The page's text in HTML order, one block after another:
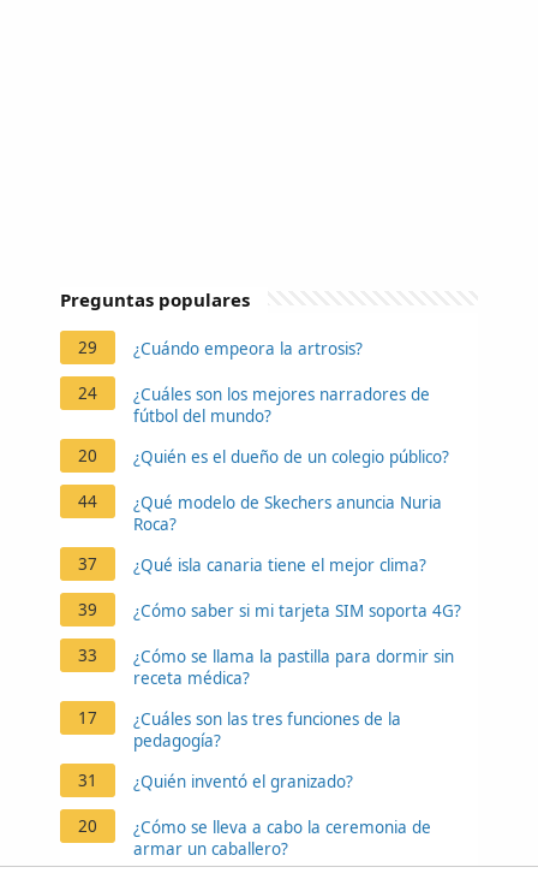
Preguntas populares
29 ¿Cuándo empeora la artrosis?
24
¿Cuáles son los mejores narradores de
fútbol del mundo?
20
¿Quién es el dueño de un colegio público?
44
¿Qué modelo de Skechers anuncia Nuria
Roca?
37
¿Qué isla canaria tiene el mejor clima?
39 ¿Cómo saber si mi tarjeta SIM soporta 4G?
33
¿Cómo se llama la pastilla para dormir sin
receta médica?
17
¿Cuáles son las tres funciones de la
pedagogía?
31
¿Quién inventó el granizado?
20
¿Cómo se lleva a cabo la ceremonia de
armar un caballero?